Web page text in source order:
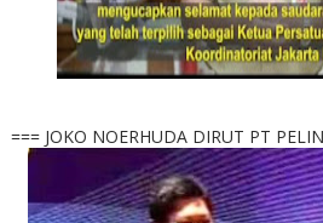
=== JOKO NOERHUDA DIRUT PT